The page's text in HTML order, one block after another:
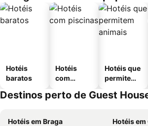
Hotéis
baratos
Hotéis
com
Hotéis que
permitem
Destinos perto de Guest
Hotéis em Braga
Hotéis